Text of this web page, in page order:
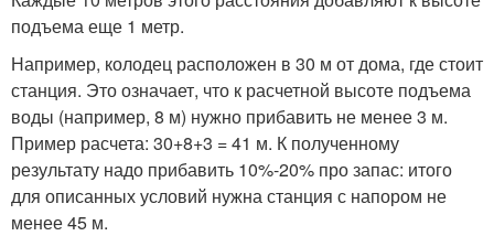
подъема еще 1 метр.
Например, колодец расположен в 30 м от дома, где стоит
станция. Это означает, что к расчетной высоте подъема
воды (например, 8 м) нужно прибавить не менее 3 м.
Пример расчета: 30+8+3 = 41 м. К полученному
результату надо прибавить 10%-20% про запас: итого
для описанных условий нужна станция с напором не
менее 45 м.